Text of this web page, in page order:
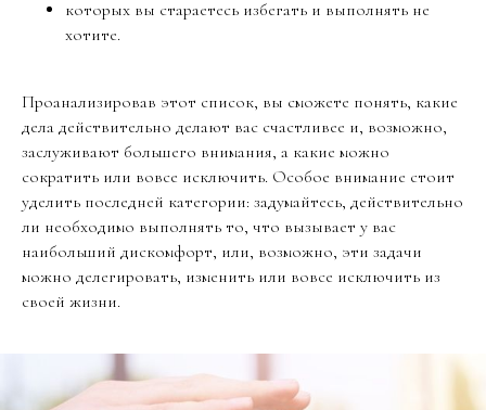
которых вы стараетесь избегать и выполнять не
хотите.
Проанализировав этот список, вы сможете понять, какие
дела действительно делают вас счастливее и, возможно,
заслуживают большего внимания, а какие можно
сократить или вовсе исключить. Особое внимание стоит
уделить последней категории: задумайтесь, действительно
ли необходимо выполнять то, что вызывает у вас
наибольший дискомфорт, или, возможно, эти задачи
можно делегировать, изменить или вовсе исключить из
своей жизни.